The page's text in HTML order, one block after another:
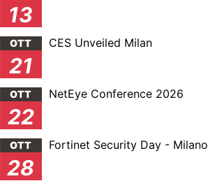
13
OTT
21
CES Unveiled Milan
OTT
22
NetEye Conference 2026
OTT
28
Fortinet Security Day - Milano